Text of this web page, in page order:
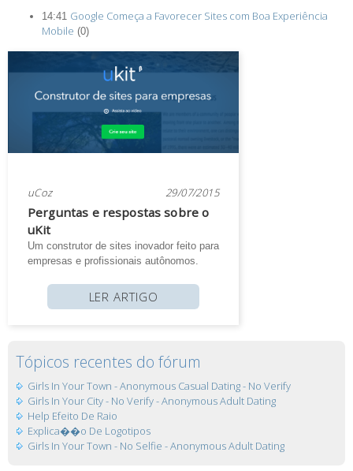
14:41 Google Começa a Favorecer Sites com Boa Experiência
Mobile (0)
uCoz 29/07/2015
Perguntas e respostas sobre o
uKit
Um construtor de sites inovador feito para
empresas e profissionais autônomos.
LER ARTIGO
Tópicos recentes do fórum
Girls In Your Town - Anonymous Casual Dating - No Verify
Girls In Your City - No Verify - Anonymous Adult Dating
Help Efeito De Raio
Explica��o De Logotipos
Girls In Your Town - No Selfie - Anonymous Adult Dating